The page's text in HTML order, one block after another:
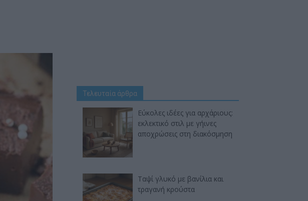
Τελευταία άρθρα
Εύκολες ιδέες για αρχάριους:
εκλεκτικό στιλ με γήινες
αποχρώσεις στη διακόσμηση
Ταψί γλυκό με βανίλια και
τραγανή κρούστα